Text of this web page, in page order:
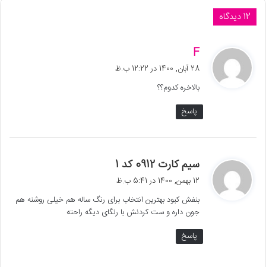
12 دیدگاه
F
ف
:
28 آبان, 1400 در 12:22 ب.ظ
بالاخره کدوم؟؟
پاسخ
سیم کارت 0912 کد 1
:
12 بهمن, 1400 در 5:41 ب.ظ
بنفش کبود بهترین انتخاب برای رنگ ساله هم خیلی روشنه هم
جون داره و ست کردنش با رنگای دیگه راحته
پاسخ